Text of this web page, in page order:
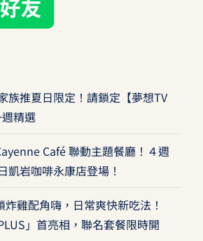
族推夏日限定！請鎖定【夢想TV
精選
Café 聯動主題餐廳！４週
凱岩咖啡永康店登場！
雞配角嗨，日常爽快新吃法！
」首亮相，聯名套餐限時開